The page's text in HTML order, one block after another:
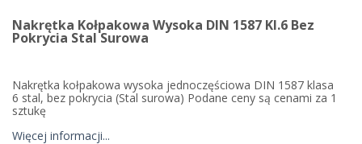
Nakrętka Kołpakowa Wysoka DIN 1587 Kl.6 Bez
Pokrycia Stal Surowa
Nakrętka kołpakowa wysoka jednoczęściowa DIN 1587 klasa
6 stal, bez pokrycia (Stal surowa) Podane ceny są cenami za 1
sztukę
Więcej informacji...